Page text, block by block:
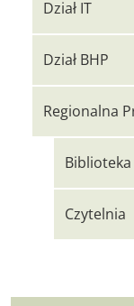
Dział IT
Dział BHP
Regionalna
Biblioteka
Czytelnia